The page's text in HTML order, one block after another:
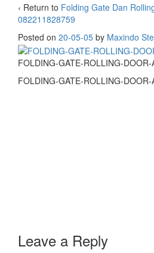
‹ Return to Folding Gate Dan
082211828759
Posted on 20-05-05 by Maxindo
FOLDING-GATE-ROLLING-DOOR-
FOLDING-GATE-ROLLING-DOOR-
Leave a Reply